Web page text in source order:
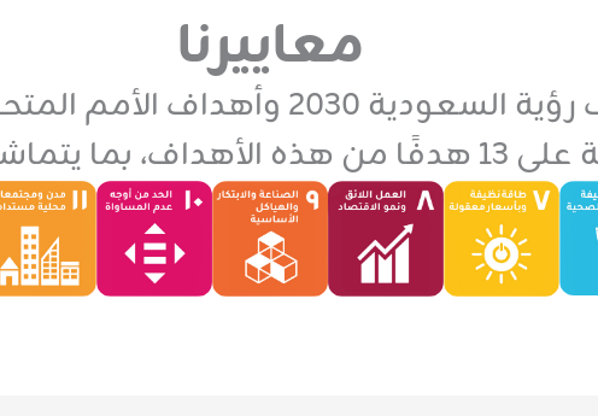
معاييرنا
تستند استراتيجيتنا إلى أهداف رؤية